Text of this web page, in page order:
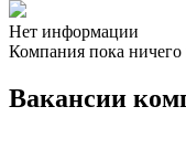
Нет информации
Компания пока ничего
Вакансии